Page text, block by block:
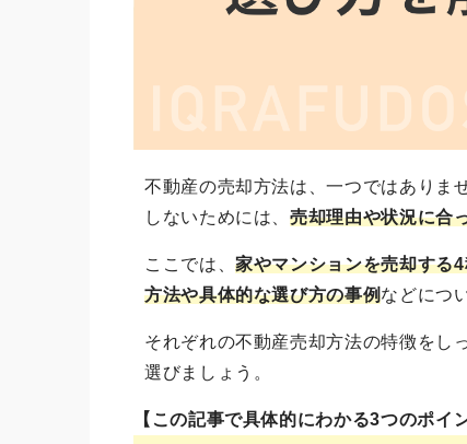
不動産の売却方法は、一つではありま
しないためには、売却理由や状況に合
ここでは、家やマンションを売却する
方法や具体的な選び方の事例などにつ
それぞれの不動産売却方法の特徴をし
選びましょう。
【この記事で具体的にわかる3つのポイ